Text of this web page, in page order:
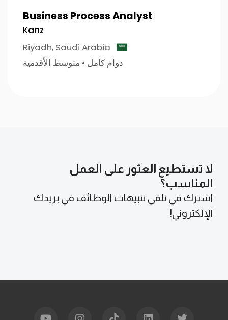
Business Process Analyst
Kanz
Riyadh, Saudi Arabia
دوام كامل • متوسط الأقدمية
لا تستطيع العثور على العمل
المناسب؟
اشترك في تلقي تنبيهات الوظائف في بريدك
الإلكتروني!